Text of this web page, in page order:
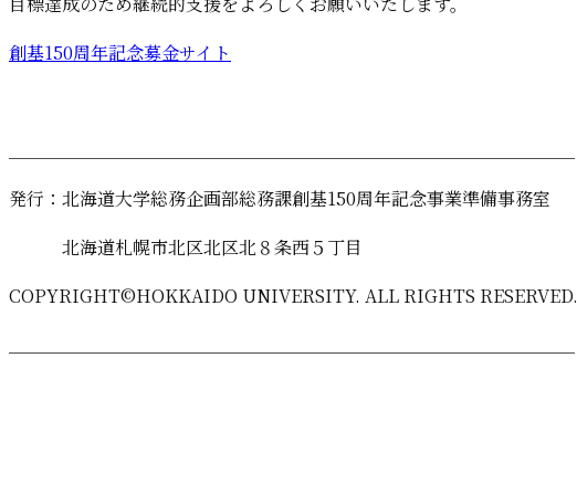
創基150周年記念募金サイト
発行：北海道大学総務企画部総務課創基150周年記念事業準備事務室
北海道札幌市北区北区北８条西５丁目
COPYRIGHT©HOKKAIDO UNIVERSITY. ALL RIGHTS RESERVED.